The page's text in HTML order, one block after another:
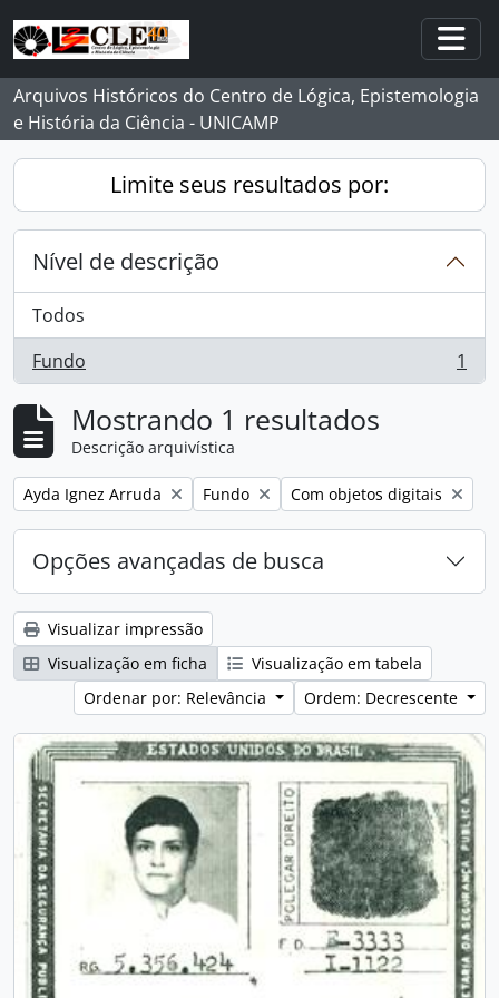
Skip to main content
Arquivos Históricos do Centro de Lógica, Epistemologia
e História da Ciência - UNICAMP
Limite seus resultados por:
Nível de descrição
Todos
Fundo
, 1 resultados 1
Mostrando 1 resultados
Descrição arquivística
Remover filtro:
Ayda Ignez Arruda Remover filtro:
Fundo Remover filtro:
Com objetos digitais
Opções avançadas de busca
Visualizar impressão
Visualização em ficha
Visualização em tabela
Ordenar por: Relevância
Ordem: Decrescente